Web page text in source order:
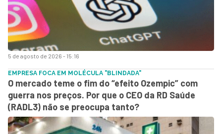
5 de agosto de 2026 - 15:16
EMPRESA FOCA EM MOLÉCULA "BLINDADA"
O mercado teme o fim do “efeito Ozempic” com
guerra nos preços. Por que o CEO da RD Saúde
(RADL3) não se preocupa tanto?